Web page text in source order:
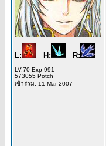
L: H: R:
LV.70 Exp 991
573055 Potch
เข้าร่วม: 11 Mar 2007